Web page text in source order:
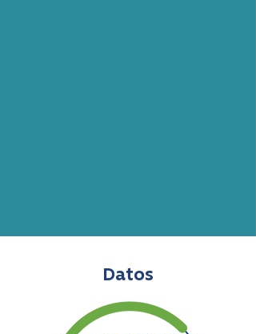
Datos